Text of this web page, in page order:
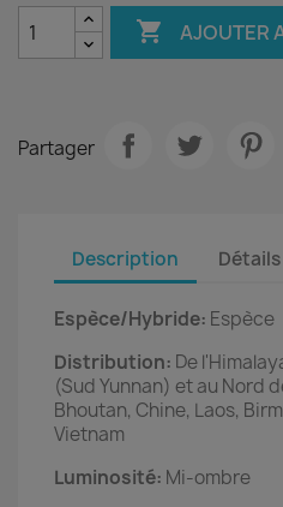
 AJOUTER
Partager
Description
Espèce/Hybride: Espèce
Distribution: De
(Sud Yunnan) et au Nord
Bhoutan, Chine, Laos,
Vietnam
Luminosité: Mi-ombre